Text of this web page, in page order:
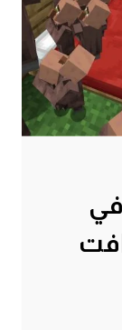
في